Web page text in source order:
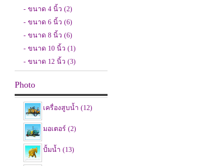
- ขนาด 4 นิ้ว (2)
- ขนาด 6 นิ้ว (6)
- ขนาด 8 นิ้ว (6)
- ขนาด 10 นิ้ว (1)
- ขนาด 12 นิ้ว (3)
Photo
เครื่องสูบน้ำ (12)
มอเตอร์ (2)
ปั้มน้ำ (13)